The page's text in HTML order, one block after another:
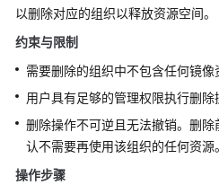
问
视
频
帮
助
产
以删除对应的组织以释放资源空间。
约束与限制
需要删除的组织中不包含任何镜像
用户具有足够的管理权限执行删除
删除操作不可逆且无法撤销。删
认不需要再使用该组织的任何资源。
操作步骤